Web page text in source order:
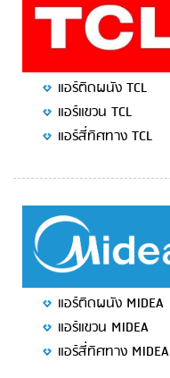
แอร์ติดผนัง TCL
แอร์แขวน TCL
แอร์สี่ทิศทาง TCL
แอร์ติดผนัง MIDEA
แอร์แขวน MIDEA
แอร์สี่ทิศทาง MIDEA